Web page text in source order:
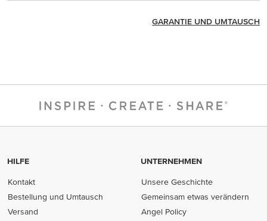
GARANTIE UND UMTAUSCH
HILFE
Kontakt
Bestellung und Umtausch
Versand
UNTERNEHMEN
Unsere Geschichte
Gemeinsam etwas verändern
Angel Policy